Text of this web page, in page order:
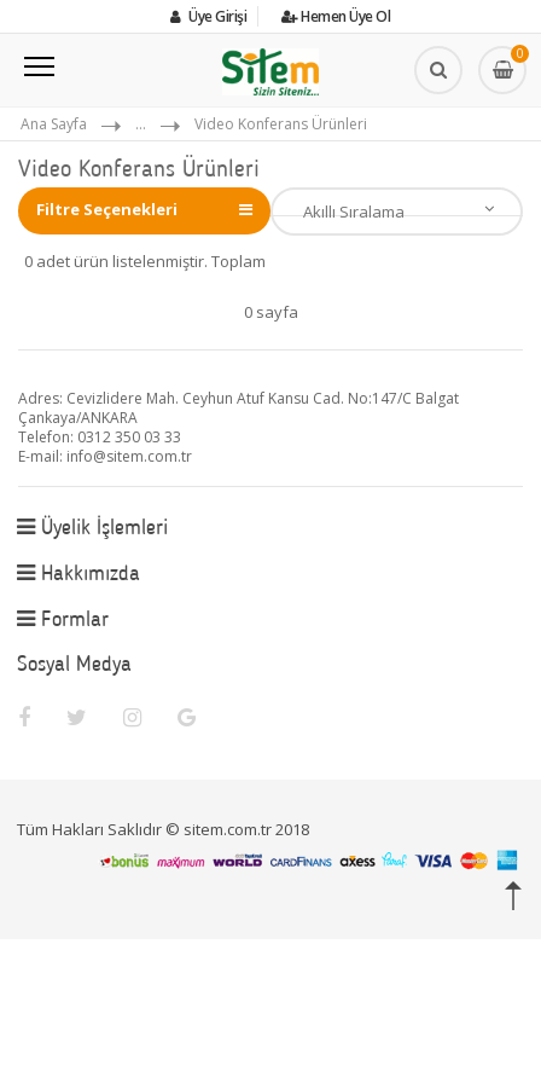
Üye Girişi Hemen Üye Ol
0
Ana Sayfa ... Video Konferans Ürünleri
Video Konferans Ürünleri
Filtre Seçenekleri
0 adet ürün listelenmiştir. Toplam
0 sayfa
Adres: Cevizlidere Mah. Ceyhun Atuf Kansu Cad. No:147/C Balgat
Çankaya/ANKARA
Telefon: 0312 350 03 33
E-mail: info@sitem.com.tr
Üyelik İşlemleri
Hakkımızda
Formlar
Sosyal Medya
Tüm Hakları Saklıdır © sitem.com.tr 2018